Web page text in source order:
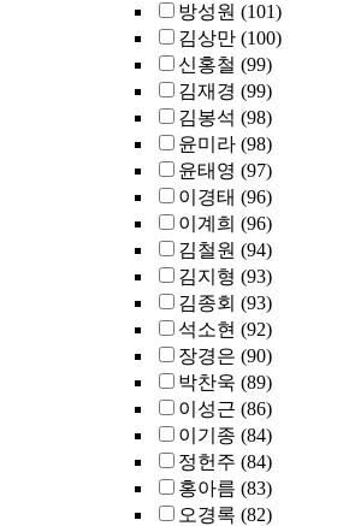
방성원 (101)
김상만 (100)
신홍철 (99)
김재경 (99)
김봉석 (98)
윤미라 (98)
윤태영 (97)
이경태 (96)
이계희 (96)
김철원 (94)
김지형 (93)
김종회 (93)
석소현 (92)
장경은 (90)
박찬욱 (89)
이성근 (86)
이기종 (84)
정헌주 (84)
홍아름 (83)
오경록 (82)